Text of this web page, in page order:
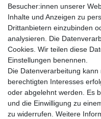
Besucher:innen unserer
Inhalte und Anzeigen zu
Drittanbietern einzubinden
analysieren. Die
Cookies. Wir teilen diese
Einstellungen benennen.
Die Datenverarbeitung
berechtigten Interesses
oder abgelehnt werden. Es
und die Einwilligung zu
zu widerrufen. Weitere